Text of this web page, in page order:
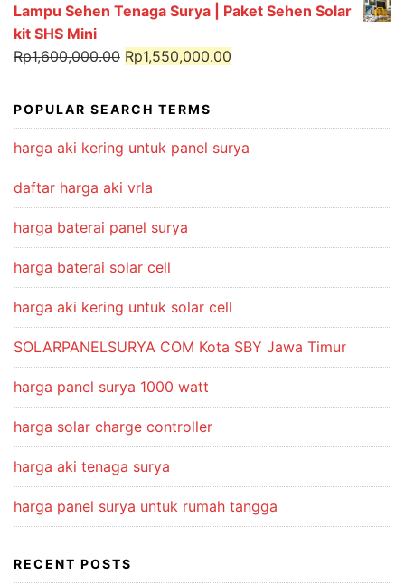
Lampu Sehen Tenaga Surya | Paket Sehen Solar
kit SHS Mini
Rp1,600,000.00 Original
price
was:
Rp1,550,000.00
price
POPULAR SEARCH TERMS
harga aki kering untuk panel surya
daftar harga aki vrla
harga baterai panel surya
harga baterai solar cell
harga aki kering untuk solar cell
SOLARPANELSURYA COM Kota SBY Jawa Timur
harga panel surya 1000 watt
harga solar charge controller
harga aki tenaga surya
harga panel surya untuk rumah tangga
RECENT POSTS